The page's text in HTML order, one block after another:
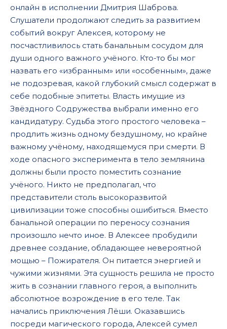
онлайн в исполнении Дмитрия Шаброва.
Слушатели продолжают следить за развитием
событий вокруг Алексея, которому не
посчастливилось стать банальным сосудом для
души одного важного учёного. Кто-то бы мог
назвать его «избранным» или «особенным», даже
не подозревая, какой глубокий смысл содержат в
себе подобные эпитеты. Власть имущие из
Звёздного Содружества выбрали именно его
кандидатуру. Судьба этого простого человека –
продлить жизнь одному бездушному, но крайне
важному учёному, находящемуся при смерти. В
ходе опасного эксперимента в тело землянина
должны были просто поместить сознание
учёного. Никто не предполагал, что
представители столь высокоразвитой
цивилизации тоже способны ошибиться. Вместо
банальной операции по переносу сознания
произошло нечто иное. В Алексее пробудили
древнее создание, обладающее невероятной
мощью – Пожирателя. Он питается энергией и
чужими жизнями. Эта сущность решила не просто
жить в сознании главного героя, а выполнить
абсолютное возрождение в его теле. Так
начались приключения Лёши. Оказавшись
посреди магического города, Алексей сумел